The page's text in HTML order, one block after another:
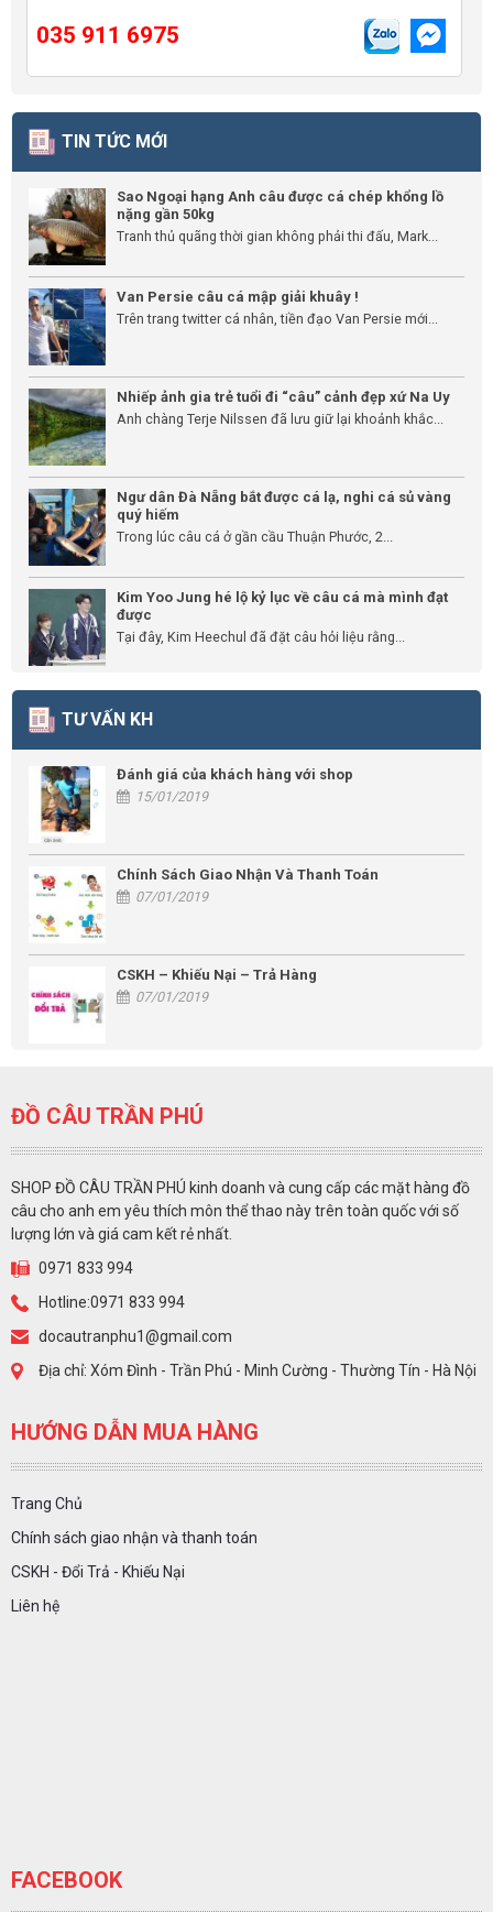
035 911 6975
TIN TỨC MỚI
Sao Ngoại hạng Anh câu được cá chép khổng lồ
nặng gần 50kg
Tranh thủ quãng thời gian không phải thi đấu, Mark...
Van Persie câu cá mập giải khuây !
Trên trang twitter cá nhân, tiền đạo Van Persie mới...
Nhiếp ảnh gia trẻ tuổi đi “câu” cảnh đẹp xứ Na Uy
Anh chàng Terje Nilssen đã lưu giữ lại khoảnh khắc...
Ngư dân Đà Nẵng bắt được cá lạ, nghi cá sủ vàng
quý hiếm
Trong lúc câu cá ở gần cầu Thuận Phước, 2...
Kim Yoo Jung hé lộ kỷ lục về câu cá mà mình đạt
được
Tại đây, Kim Heechul đã đặt câu hỏi liệu rằng...
TƯ VẤN KH
Đánh giá của khách hàng với shop
15/01/2019
Chính Sách Giao Nhận Và Thanh Toán
07/01/2019
CSKH – Khiếu Nại – Trả Hàng
07/01/2019
ĐỒ CÂU TRẦN PHÚ
SHOP ĐỒ CÂU TRẦN PHÚ kinh doanh và cung cấp các mặt hàng đồ
câu cho anh em yêu thích môn thể thao này trên toàn quốc với số
lượng lớn và giá cam kết rẻ nhất.
0971 833 994
Hotline:0971 833 994
docautranphu1@gmail.com
Địa chỉ: Xóm Đình - Trần Phú - Minh Cường - Thường Tín - Hà Nội
HƯỚNG DẪN MUA HÀNG
Trang Chủ
Chính sách giao nhận và thanh toán
CSKH - Đổi Trả - Khiếu Nại
Liên hệ
FACEBOOK